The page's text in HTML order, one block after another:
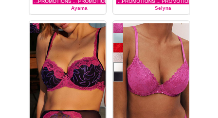
Ayama
MARIE JO
Selyna
MARIE JO